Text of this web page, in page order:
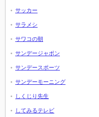
サッカー
サラメシ
サワコの朝
サンデージャポン
サンデースポーツ
サンデーモーニング
しくじり先生
してみるテレビ